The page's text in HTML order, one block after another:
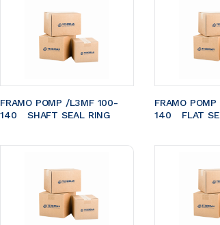
FRAMO POMP /L3MF 100-
140	SHAFT SEAL RING
FRAMO
140	FLAT